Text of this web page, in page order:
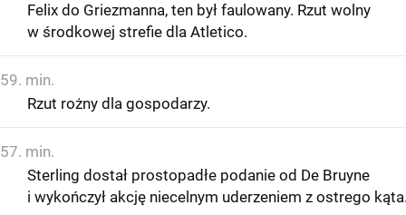
Felix do Griezmanna, ten był faulowany. Rzut wolny
w środkowej strefie dla Atletico.
59. min.
Rzut rożny dla gospodarzy.
57. min.
Sterling dostał prostopadłe podanie od De Bruyne
i wykończył akcję niecelnym uderzeniem z ostrego